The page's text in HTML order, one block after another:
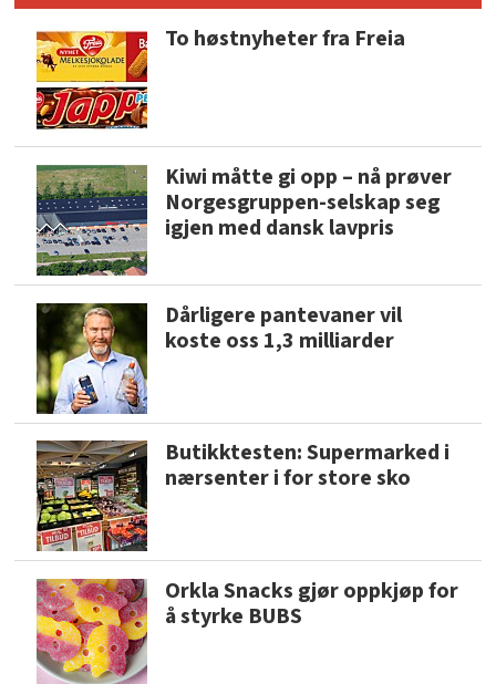
To høstnyheter fra Freia
Kiwi måtte gi opp – nå prøver
Norgesgruppen-selskap seg
igjen med dansk lavpris
Dårligere pantevaner vil
koste oss 1,3 milliarder
Butikktesten: Supermarked i
nærsenter i for store sko
Orkla Snacks gjør oppkjøp for
å styrke BUBS